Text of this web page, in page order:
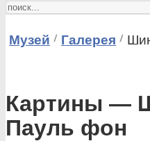
Музей Галерея
Картины —
Пауль фон